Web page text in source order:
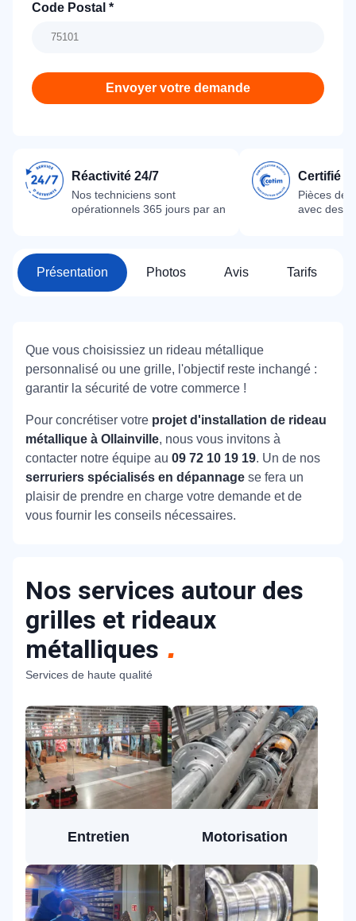
Code Postal *
Envoyer votre demande
Réactivité 24/7
Nos techniciens sont
opérationnels 365 jours par an
Certifié
Pièces
avec des
Présentation Photos Avis Tarifs
Que vous choisissiez un rideau métallique
personnalisé ou une grille, l'objectif reste inchangé :
garantir la sécurité de votre commerce !
Pour concrétiser votre projet d'installation de rideau
métallique à Ollainville, nous vous invitons à
contacter notre équipe au 09 72 10 19 19. Un de nos
serruriers spécialisés en dépannage se fera un
plaisir de prendre en charge votre demande et de
vous fournir les conseils nécessaires.
Nos services autour des
grilles et rideaux
métalliques
Services de haute qualité
Entretien Motorisation